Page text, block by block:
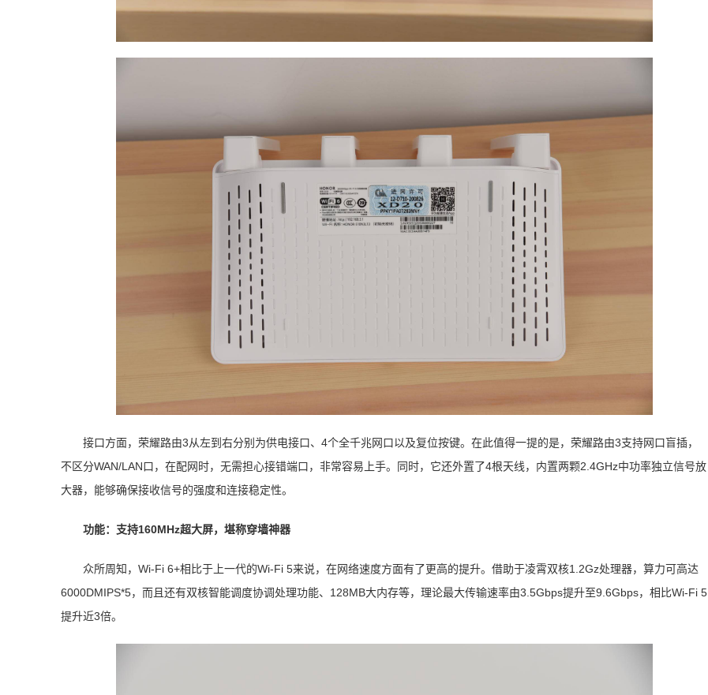
接口方面，荣耀路由3从左到右分别为供电接口、4个全千兆网口以及复位按键。在此值得一提的是，荣耀路由3支持网口盲插，
不区分WAN/LAN口，在配网时，无需担心接错端口，非常容易上手。同时，它还外置了4根天线，内置两颗2.4GHz中功率独立信号放
大器，能够确保接收信号的强度和连接稳定性。
功能：支持160MHz超大屏，堪称穿墙神器
众所周知，Wi-Fi 6+相比于上一代的Wi-Fi 5来说，在网络速度方面有了更高的提升。借助于凌霄双核1.2Gz处理器，算力可高达
6000DMIPS*5，而且还有双核智能调度协调处理功能、128MB大内存等，理论最大传输速率由3.5Gbps提升至9.6Gbps，相比Wi-Fi 5
提升近3倍。